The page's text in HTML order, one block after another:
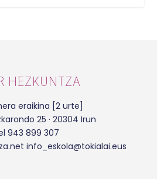
HEZKUNTZA
eraikina [2 urte]
25 · 20304 Irun
943 899 307
info_eskola@tokialai.eus